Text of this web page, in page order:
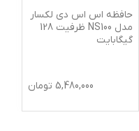
حافظه اس اس دی لکسار
مدل NS100 ظرفیت 128
گیگابایت
5,480,000 تومان